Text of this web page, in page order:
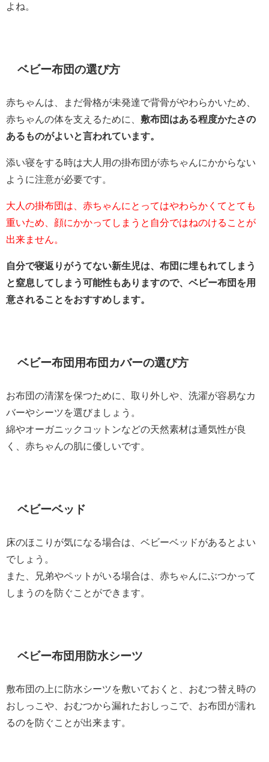
よね。
ベビー布団の選び方
赤ちゃんは、まだ骨格が未発達で背骨がやわらかいため、
赤ちゃんの体を支えるために、 敷布団はある程度かたさの
あるものがよいと言われています。
添い寝をする時は大人用の掛布団が赤ちゃんにかからない
ように注意が必要です。
大人の掛布団は、赤ちゃんにとってはやわらかくてとても
重いため、顔にかかってしまうと自分ではねのけることが
出来ません。
自分で寝返りがうてない新生児は、布団に埋もれてしまう
と窒息してしまう可能性もありますので、ベビー布団を用
意されることをおすすめします。
ベビー布団用布団カバーの選び方
お布団の清潔を保つために、取り外しや、洗濯が容易なカ
バーやシーツを選びましょう。
綿やオーガニックコットンなどの天然素材は通気性が良
く、赤ちゃんの肌に優しいです。
ベビーベッド
床のほこりが気になる場合は、ベビーベッドがあるとよい
でしょう。
また、兄弟やペットがいる場合は、赤ちゃんにぶつかって
しまうのを防ぐことができます。
ベビー布団用防水シーツ
敷布団の上に防水シーツを敷いておくと、おむつ替え時の
おしっこや、おむつから漏れたおしっこで、お布団が濡れ
るのを防ぐことが出来ます。